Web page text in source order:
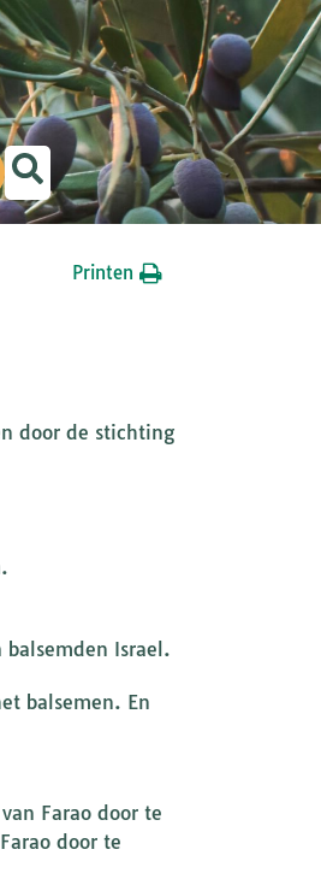
Printen
door de stichting
balsemden Israel.
balsemen. En
Farao door te
door te